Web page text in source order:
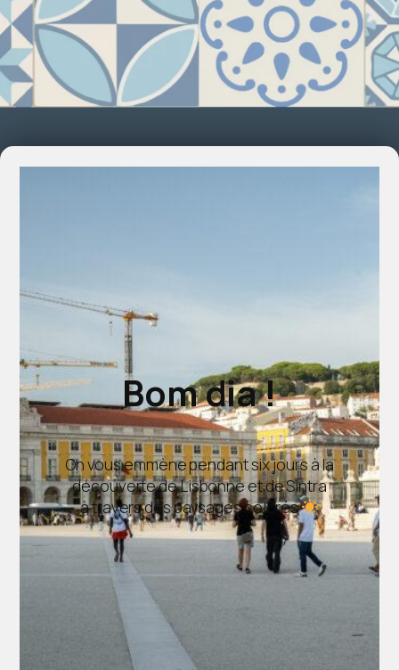
Bom dia !
On vous emmène pendant six jours à la
découverte de Lisbonne et de Sintra
à travers des paysages colorés